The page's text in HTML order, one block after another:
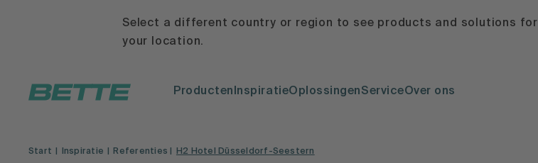
Select a different country or region to see products and solutions for
your location.
ProductenInspiratieOplossingenServiceOver ons
Start Inspiratie Referenties H2 Hotel Düsseldorf-Seestern